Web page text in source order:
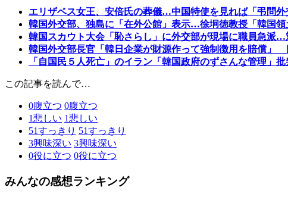
エリザベス女王、安倍氏の葬儀…中国特使を見れば「弔問外
韓国外交部、独島に「在外公館」表示…徐坰徳教授「韓国領
韓国スカウト大会「恥さらし」に外交部が現場に職員急派…
韓国外交部長官「韓日企業が財源作って強制徴用を賠償」
「自国民５人死亡」のイラン「韓国政府のずさんな管理」
この記事を読んで…
0腹立つ 0腹立つ
1悲しい 1悲しい
51すっきり 51すっきり
3興味深い 3興味深い
0役に立つ 0役に立つ
みんなの感想ランキング